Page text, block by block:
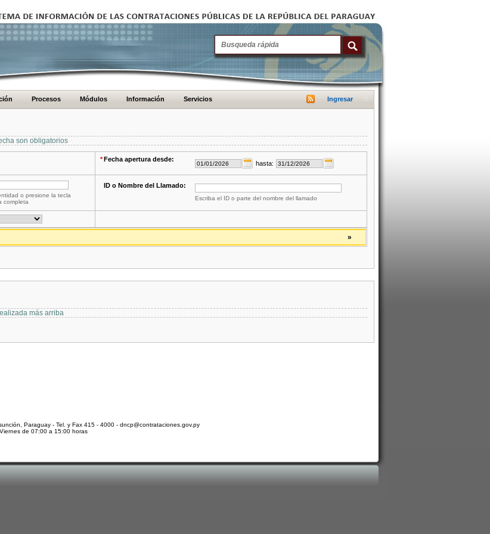
Procesos Módulos Información Servicios Ingresar
son obligatorios
*Fecha apertura desde:
hasta:
o presione la tecla
completa
ID o Nombre del Llamado:
Escriba el ID o parte del nombre del llamado
»
más arriba
Paraguay - Tel. y Fax 415 - 4000 - dncp@contrataciones.gov.py
de 07:00 a 15:00 horas